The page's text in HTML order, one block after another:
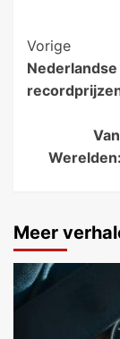
Bericht
Vorige
Meer